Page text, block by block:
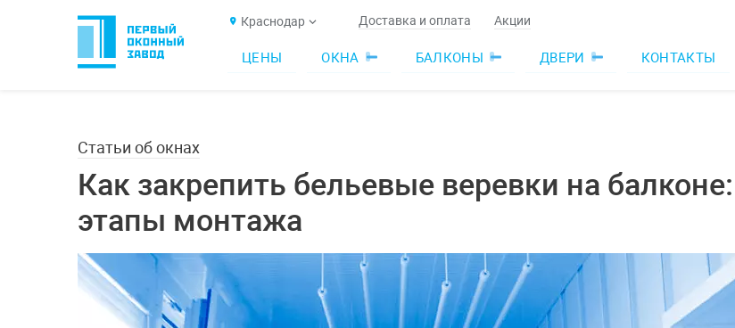
Краснодар Доставка и оплата Акции
ЦЕНЫ ОКНА БАЛКОНЫ ДВЕРИ КОНТАКТЫ
Статьи об окнах
Как закрепить бельевые веревки на балконе:
этапы монтажа